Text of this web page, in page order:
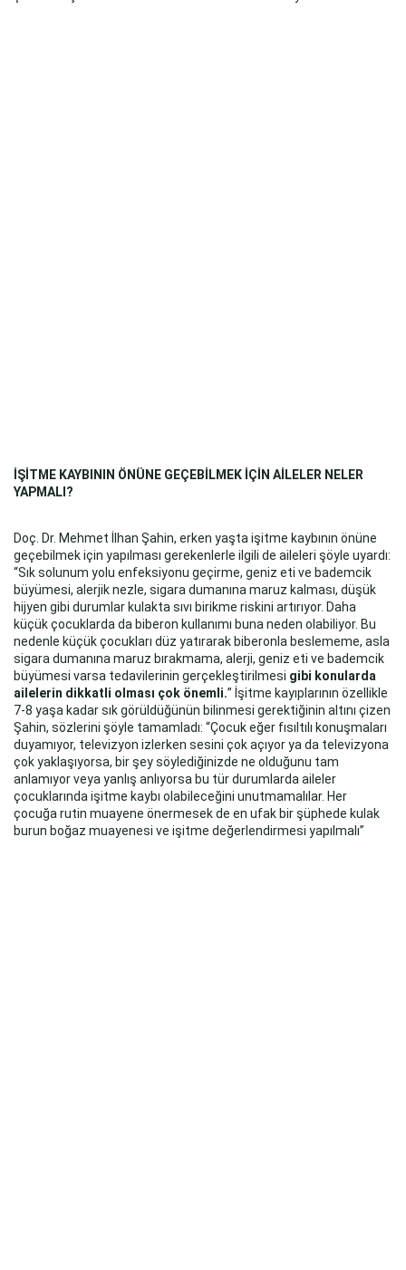
İŞİTME KAYBININ ÖNÜNE GEÇEBİLMEK İÇİN AİLELER NELER
YAPMALI?
Doç. Dr. Mehmet İlhan Şahin, erken yaşta işitme kaybının önüne
geçebilmek için yapılması gerekenlerle ilgili de aileleri şöyle uyardı:
“Sık solunum yolu enfeksiyonu geçirme, geniz eti ve bademcik
büyümesi, alerjik nezle, sigara dumanına maruz kalması, düşük
hijyen gibi durumlar kulakta sıvı birikme riskini artırıyor. Daha
küçük çocuklarda da biberon kullanımı buna neden olabiliyor. Bu
nedenle küçük çocukları düz yatırarak biberonla beslememe, asla
sigara dumanına maruz bırakmama, alerji, geniz eti ve bademcik
büyümesi varsa tedavilerinin gerçekleştirilmesi gibi konularda
ailelerin dikkatli olması çok önemli.” İşitme kayıplarının özellikle
7-8 yaşa kadar sık görüldüğünün bilinmesi gerektiğinin altını çizen
Şahin, sözlerini şöyle tamamladı: “Çocuk eğer fısıltılı konuşmaları
duyamıyor, televizyon izlerken sesini çok açıyor ya da televizyona
çok yaklaşıyorsa, bir şey söylediğinizde ne olduğunu tam
anlamıyor veya yanlış anlıyorsa bu tür durumlarda aileler
çocuklarında işitme kaybı olabileceğini unutmamalılar. Her
çocuğa rutin muayene önermesek de en ufak bir şüphede kulak
burun boğaz muayenesi ve işitme değerlendirmesi yapılmalı”